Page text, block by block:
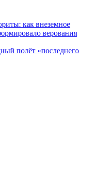
как внеземное
верования
полёт «последнего